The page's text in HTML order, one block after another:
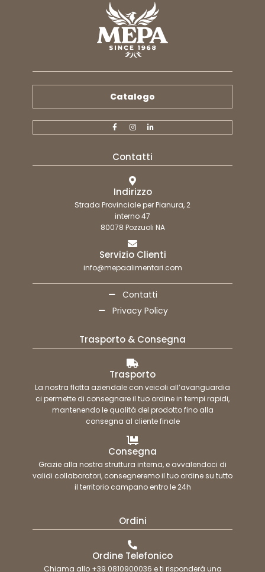
Catalogo
Contatti
Indirizzo
Strada Provinciale per Pianura, 2
interno 47
80078 Pozzuoli NA
Servizio Clienti
info@mepaalimentari.com
Contatti
Privacy Policy
Trasporto & Consegna
Trasporto
La nostra flotta aziendale con veicoli all’avanguardia
ci permette di consegnare il tuo ordine in tempi rapidi,
mantenendo le qualità del prodotto fino alla
consegna al cliente finale
Consegna
Grazie alla nostra struttura interna, e avvalendoci di
validi collaboratori, consegneremo il tuo ordine su tutto
il territorio campano entro le 24h
Ordini
Ordine Telefonico
Chiama allo +39 0810900036 e ti risponderà una